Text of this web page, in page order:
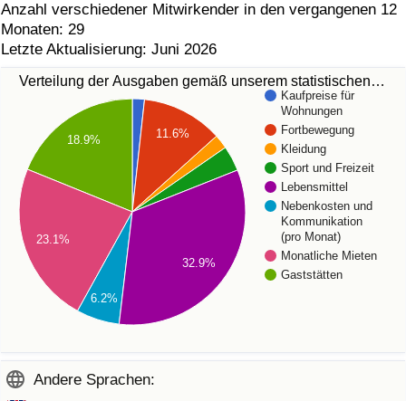
Anzahl verschiedener Mitwirkender in den vergangenen 12
Monaten: 29
Letzte Aktualisierung: Juni 2026
Verteilung der Ausgaben gemäß unserem statistischen…
Kaufpreise für
Wohnungen
Fortbewegung
Kleidung
Sport und Freizeit
Lebensmittel
Nebenkosten und
Kommunikation
(pro Monat)
Monatliche Mieten
Gaststätten
11.6%
18.9%
23.1%
6.2%
32.9%
Andere Sprachen: